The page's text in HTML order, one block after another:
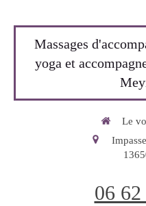
Massages
yoga et
Le
06 62